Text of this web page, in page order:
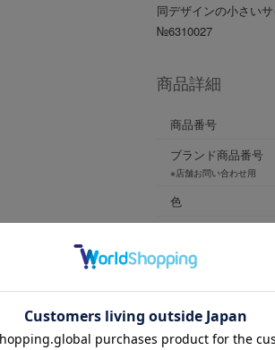
同デザインの小さい
№6310027
商品詳細
商品番号
ブランド商品番号
※店舗お問い合わせ用
色
靴幅
表素材
原産国